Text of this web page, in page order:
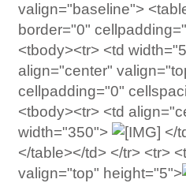
valign="baseline">
border="0"
<tbody><tr> <td
align="center"
cellpadding="0"
<tbody><tr> <td
width="350">
</
</table></td> </tr> <tr>
valign="top" height="5">